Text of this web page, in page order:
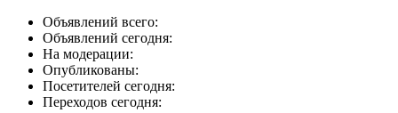
Объявлений всего:
Объявлений сегодня:
На модерации:
Опубликованы:
Посетителей сегодня:
Переходов сегодня: